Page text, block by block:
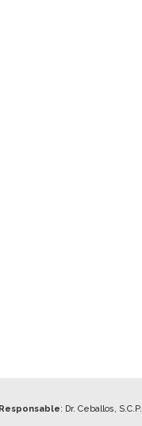
: Dr. Ceballos, S.C.P.